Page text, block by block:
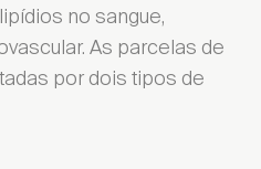
no sangue,
As parcelas de
por dois tipos de